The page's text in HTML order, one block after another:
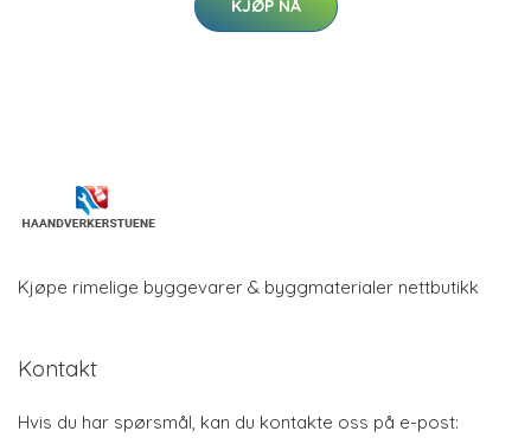
KJØP NÅ
Kjøpe rimelige byggevarer & byggmaterialer nettbutikk
Kontakt
Hvis du har spørsmål, kan du kontakte oss på e-post: